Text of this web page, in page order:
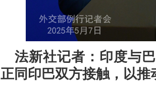
法新社记者：印度与
正同印巴双方接触，以推